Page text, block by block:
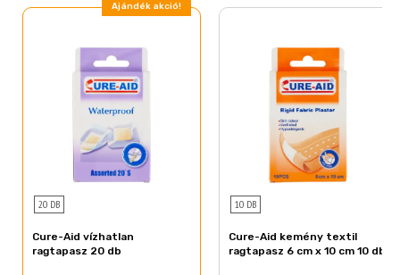
Ajándék akció!
20 DB
Cure-Aid vízhatlan
ragtapasz 20 db
10 DB
Cure-Aid kemény textil
ragtapasz 6 cm x 10 cm 10 db